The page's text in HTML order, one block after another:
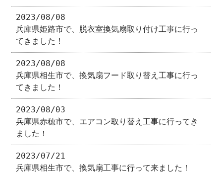
2023/08/08
兵庫県姫路市で、脱衣室換気扇取り付け工事に行っ
てきました！
2023/08/08
兵庫県相生市で、換気扇フード取り替え工事に行っ
てきました！
2023/08/03
兵庫県赤穂市で、エアコン取り替え工事に行ってき
ました！
2023/07/21
兵庫県相生市で、換気扇工事に行って来ました！